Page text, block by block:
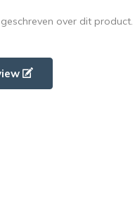
over dit product.